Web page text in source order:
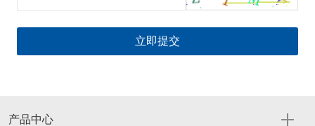
产品中心